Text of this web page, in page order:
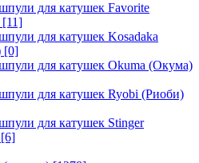
для катушек Favorite
[11]
для катушек Kosadaka
[0]
для катушек Okuma (Окума)
для катушек Ryobi (Риоби)
для катушек Stinger
[6]